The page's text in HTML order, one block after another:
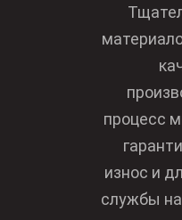
процесс
износ и
службы